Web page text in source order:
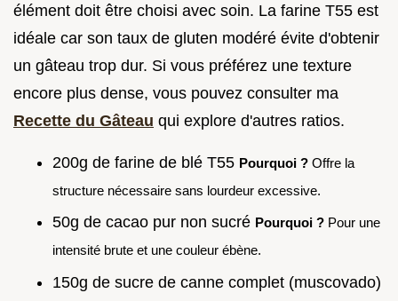
élément doit être choisi avec soin. La farine T55 est
idéale car son taux de gluten modéré évite d'obtenir
un gâteau trop dur. Si vous préférez une texture
encore plus dense, vous pouvez consulter ma
Recette du Gâteau qui explore d'autres ratios.
200g de farine de blé T55 Pourquoi ? Offre la
structure nécessaire sans lourdeur excessive.
50g de cacao pur non sucré Pourquoi ? Pour une
intensité brute et une couleur ébène.
150g de sucre de canne complet (muscovado)